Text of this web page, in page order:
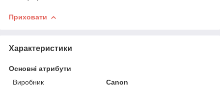
Приховати
Характеристики
Основні атрибути
Виробник
Canon